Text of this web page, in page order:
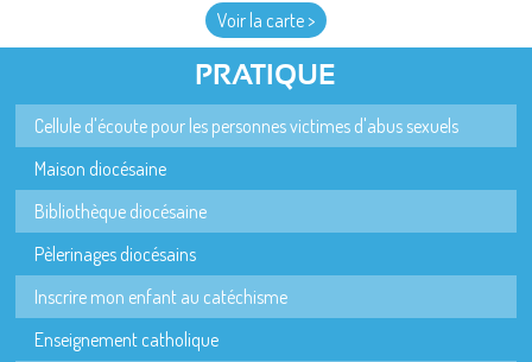
Voir la carte >
PRATIQUE
Cellule d'écoute pour les personnes victimes d'abus sexuels
Maison diocésaine
Bibliothèque diocésaine
Pèlerinages diocésains
Inscrire mon enfant au catéchisme
Enseignement catholique